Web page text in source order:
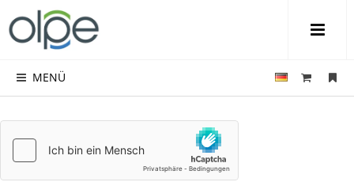
MENÜ
Kontakt zu Ferienhaus
Höhenflug